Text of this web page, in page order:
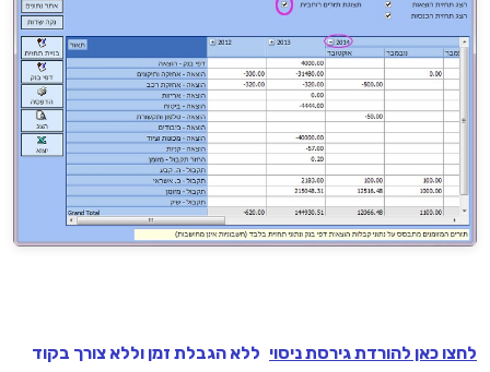
לחצו כאן להורדת גירסת ניסוי ללא הגבלת זמן וללא צורך בקוד